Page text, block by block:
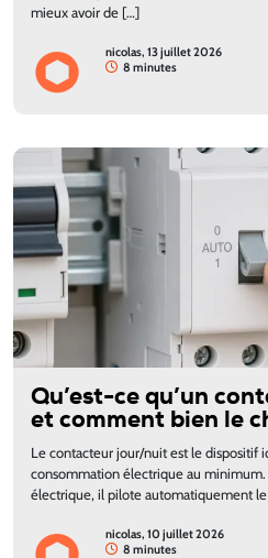
mieux avoir de […]
nicolas, 13 juillet 2026
8 minutes
Qu’est-ce qu’un
et comment bien le
Le contacteur jour/nuit est le dispositif
consommation électrique au minimum.
électrique, il pilote automatiquement
nicolas, 10 juillet 2026
8 minutes